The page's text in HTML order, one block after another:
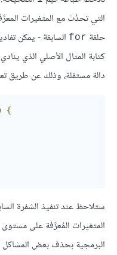
التي تحدُث مع المتغيرات
حلقة for السابقة - يمكن
كتابة المثال الأصلي الذي ينادي
دالة مستقلة، وذلك عن طريق
{
ستلاحظ عند تنفيذ الشفرة
المتغيرات المُعرَّفة على مستوى
البرمجية بحذف بعض المشاكل